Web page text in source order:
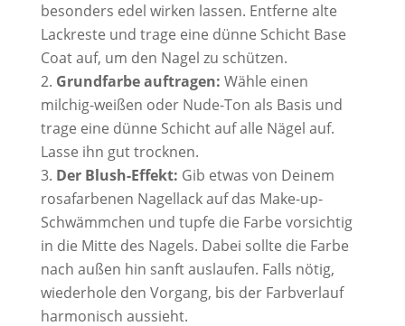
besonders edel wirken lassen. Entferne alte
Lackreste und trage eine dünne Schicht Base
Coat auf, um den Nagel zu schützen.
Grundfarbe auftragen: Wähle einen
milchig-weißen oder Nude-Ton als Basis und
trage eine dünne Schicht auf alle Nägel auf.
Lasse ihn gut trocknen.
Der Blush-Effekt: Gib etwas von Deinem
rosafarbenen Nagellack auf das Make-up-
Schwämmchen und tupfe die Farbe vorsichtig
in die Mitte des Nagels. Dabei sollte die Farbe
nach außen hin sanft auslaufen. Falls nötig,
wiederhole den Vorgang, bis der Farbverlauf
harmonisch aussieht.